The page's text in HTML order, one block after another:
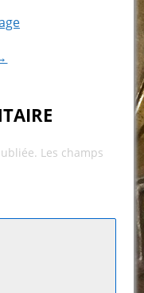
Les champs